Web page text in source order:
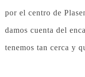
por el centro de
damos cuenta del
tenemos tan cerca y